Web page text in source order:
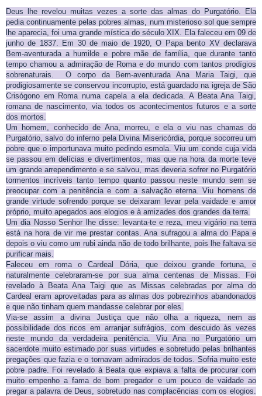
Deus lhe revelou muitas vezes a sorte das almas do Purgatório. Ela
pedia continuamente pelas pobres almas, num misterioso sol que sempre
lhe aparecia, foi uma grande mística do século XIX. Ela faleceu em 09 de
junho de 1837. Em 30 de maio de 1920, O Papa bento XV declarava
Bem-aventurada a humilde e pobre mãe de família, que durante tanto
tempo chamou a admiração de Roma e do mundo com tantos prodígios
sobrenaturais. O corpo da Bem-aventurada Ana Maria Taigi, que
prodigiosamente se conservou incorrupto, está guardado na igreja de São
Crisógono em Roma numa capela a ela dedicada. A Beata Ana Taigi,
romana de nascimento, via todos os acontecimentos futuros e a sorte
dos mortos.
Um homem, conhecido de Ana, morreu, e ela o viu nas chamas do
Purgatório, salvo do inferno pela Divina Misericórdia, porque socorreu um
pobre que o importunava muito pedindo esmola. Viu um conde cuja vida
se passou em delícias e divertimentos, mas que na hora da morte teve
um grande arrependimento e se salvou, mas deveria sofrer no Purgatório
tormentos incríveis tanto tempo quanto passou neste mundo sem se
preocupar com a penitência e com a salvação eterna. Viu homens de
grande virtude sofrendo porque se deixaram levar pela vaidade e amor
próprio, muito apegados aos elogios e à amizades dos grandes da terra.
Um dia Nosso Senhor lhe disse: levanta-te e reza, meu vigário na terra
está na hora de vir me prestar contas. Ana sufragou a alma do Papa e
depois o viu como um rubi ainda não de todo brilhante, pois lhe faltava se
purificar mais.
Faleceu em roma o Cardeal Dória, que deixou grande fortuna, e
naturalmente celebraram-se por sua alma centenas de Missas. Foi
revelado à Beata Ana Taigi que as Missas celebradas por alma do
Cardeal eram aproveitadas para as almas dos pobrezinhos abandonados
e que não tinham quem mandasse celebrar por eles.
Via-se assim a divina Justiça que não olha a riqueza, nem as
possibilidade dos ricos em arranjar sufrágios, com descuido às vezes
neste mundo da verdadeira penitência. Viu Ana no Purgatório um
sacerdote muito estimado por suas virtudes e sobretudo pelas brilhantes
pregações que fazia e o tornavam admirados de todos. Sofria muito este
pobre padre. Foi revelado à Beata que expiava a falta de procurar com
muito empenho a fama de bom pregador e um pouco de vaidade ao
pregar a palavra de Deus, sobretudo nas complacências com os elogios.